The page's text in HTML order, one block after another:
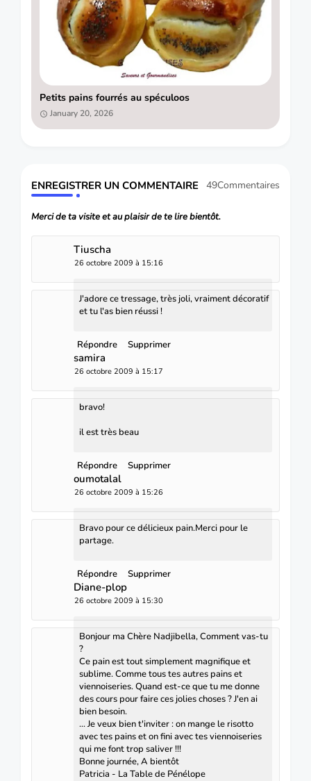
Petits pains fourrés au spéculoos
January 20, 2026
ENREGISTRER UN COMMENTAIRE 49Commentaires
Merci de ta visite et au plaisir de te lire bientôt.
Tiuscha
26 octobre 2009 à 15:16
J'adore ce tressage, très joli, vraiment décoratif
et tu l'as bien réussi !
Répondre Supprimer
samira
26 octobre 2009 à 15:17
bravo!
il est très beau
Répondre Supprimer
oumotalal
26 octobre 2009 à 15:26
Bravo pour ce délicieux pain.Merci pour le
partage.
Répondre Supprimer
Diane-plop
26 octobre 2009 à 15:30
Bonjour ma Chère Nadjibella, Comment vas-tu
?
Ce pain est tout simplement magnifique et
sublime. Comme tous tes autres pains et
viennoiseries. Quand est-ce que tu me donne
des cours pour faire ces jolies choses ? J'en ai
bien besoin.
... Je veux bien t'inviter : on mange le risotto
avec tes pains et on fini avec tes viennoiseries
qui me font trop saliver !!!
Bonne journée, A bientôt
Patricia - La Table de Pénélope